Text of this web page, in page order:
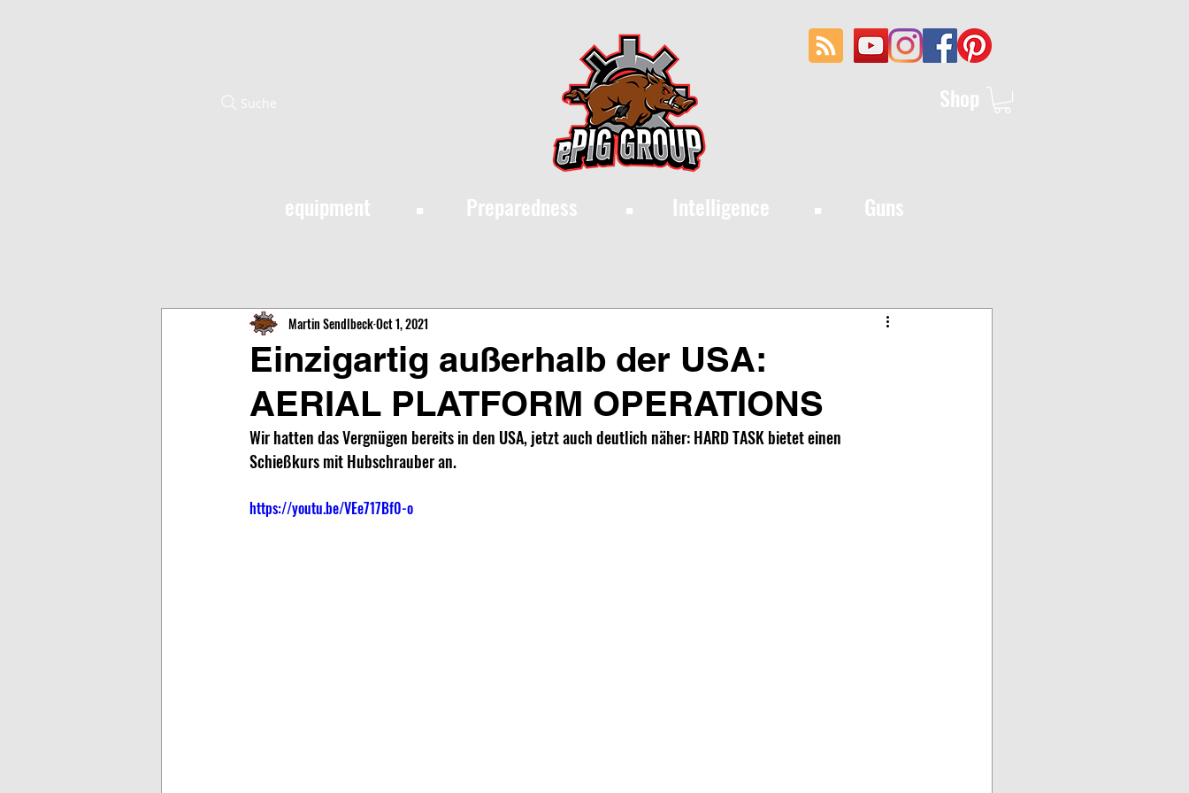
Shop
·
equipment Preparedness Intelligence Guns
·
·
Suche
Einzigartig außerhalb der USA:
AERIAL PLATFORM OPERATIONS
Martin SendlbeckOct 1, 2021
Wir hatten das Vergnügen bereits in den USA, jetzt auch deutlich näher: HARD TASK bietet einen
Schießkurs mit Hubschrauber an.
https://youtu.be/VEe717Bf0-o